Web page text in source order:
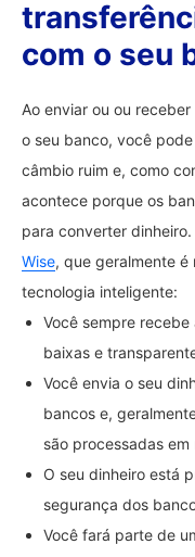
com o seu
Ao enviar ou ou
o seu banco, você
câmbio ruim e, como
acontece porque os
para converter
Wise, que geralmente é
tecnologia inteligente:
Você sempre
baixas e
Você envia o seu
bancos e,
são processadas em
O seu dinheiro está
segurança dos
Você fará parte de